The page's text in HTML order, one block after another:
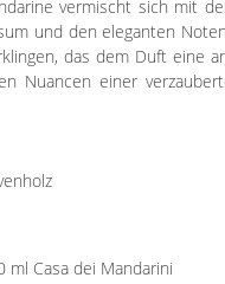
vermischt sich mit
und den eleganten
das dem Duft eine
Nuancen einer
ml Casa dei Mandarini